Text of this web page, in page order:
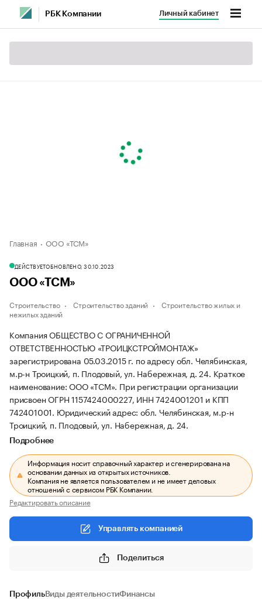
РБК Компании Личный кабинет
Главная ООО «ТСМ»
ДЕЙСТВУЕТОБНОВЛЕНО, 30.10.2023
ООО «ТСМ»
Строительство Строительство зданий
Строительство жилых и
нежилых зданий
Компания ОБЩЕСТВО С ОГРАНИЧЕННОЙ
ОТВЕТСТВЕННОСТЬЮ «ТРОИЦКСТРОЙМОНТАЖ»
зарегистрирована 05.03.2015 г. по адресу обл. Челябинская,
м.р-н Троицкий, п. Плодовый, ул. Набережная, д. 24. Краткое
наименование: ООО «ТСМ». При регистрации организации
присвоен ОГРН 1157424000227, ИНН 7424001201 и КПП
742401001. Юридический адрес: обл. Челябинская, м.р-н
Троицкий, п. Плодовый, ул. Набережная, д. 24.
Подробнее
Информация носит справочный характер и сгенерирована на
основании данных из открытых источников.
Компания не является пользователем и не имеет деловых
отношений с сервисом РБК Компании.
Редактировать описание
Управлять компанией
Поделиться
ПрофильВиды деятельностиФинансы